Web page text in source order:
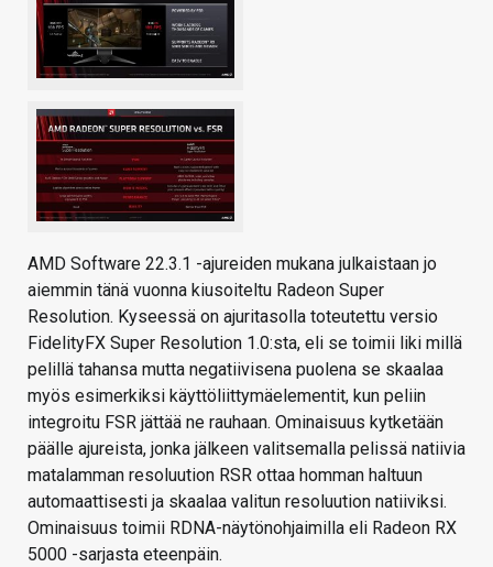
AMD Software 22.3.1 -ajureiden mukana julkaistaan jo
aiemmin tänä vuonna kiusoiteltu Radeon Super
Resolution. Kyseessä on ajuritasolla toteutettu versio
FidelityFX Super Resolution 1.0:sta, eli se toimii liki millä
pelillä tahansa mutta negatiivisena puolena se skaalaa
myös esimerkiksi käyttöliittymäelementit, kun peliin
integroitu FSR jättää ne rauhaan. Ominaisuus kytketään
päälle ajureista, jonka jälkeen valitsemalla pelissä natiivia
matalamman resoluution RSR ottaa homman haltuun
automaattisesti ja skaalaa valitun resoluution natiiviksi.
Ominaisuus toimii RDNA-näytönohjaimilla eli Radeon RX
5000 -sarjasta eteenpäin.